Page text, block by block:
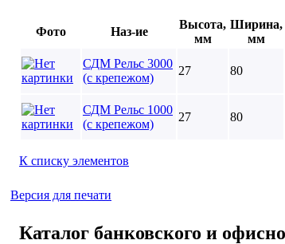
Фото Наз-ие
Высота,
мм
Ширина,
мм
СДМ Рельс 3000
(с крепежом)
27 80
СДМ Рельс 1000
(с крепежом)
27 80
К списку элементов
Версия для печати
Каталог банковского и